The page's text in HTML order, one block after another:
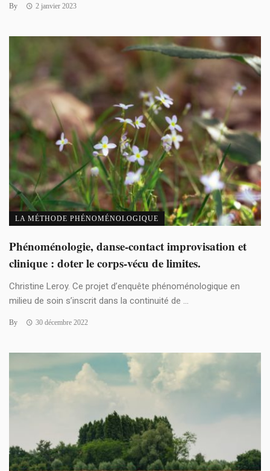
By 2 janvier 2023
LA MÉTHODE PHÉNOMÉNOLOGIQUE
Phénoménologie, danse-contact improvisation et
clinique : doter le corps-vécu de limites.
Christine Leroy. Ce projet d’enquête phénoménologique en
milieu de soin s’inscrit dans la continuité de ...
By 30 décembre 2022